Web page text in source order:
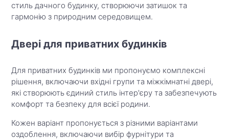
стиль дачного будинку, створюючи затишок та
гармонію з природним середовищем.
Двері для приватних будинків
Для приватних будинків ми пропонуємо комплексні
рішення, включаючи вхідні групи та міжкімнатні двері,
які створюють єдиний стиль інтер'єру та забезпечують
комфорт та безпеку для всієї родини.
Кожен варіант пропонується з різними варіантами
оздоблення, включаючи вибір фурнітури та